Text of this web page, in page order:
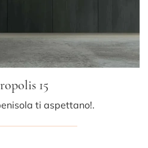
15
ti aspettano!.